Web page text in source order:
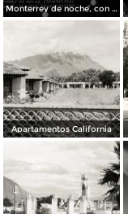
Monterrey de noche, con tempestad
Apartamentos California